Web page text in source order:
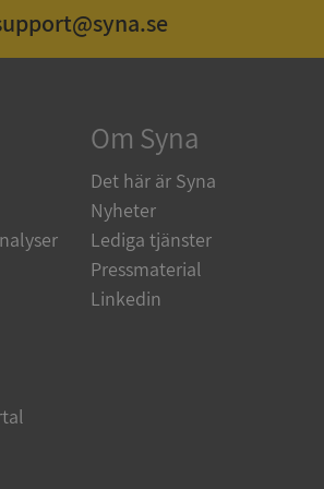
Om Syna
Det här är Syna
Nyheter
Lediga tjänster
Pressmaterial
Linkedin
kakor tillåter
som användarinloggning
Webbplatsen kan inte
utan strikt nödvändiga cookies.
Leverantör
Domän
Microsoft
Corporation